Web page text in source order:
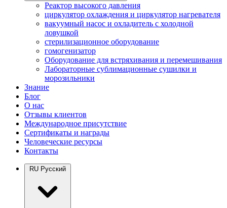
Реактор высокого давления
циркулятор охлаждения и циркулятор нагревателя
вакуумный насос и охладитель с холодной
ловушкой
стерилизационное оборудование
гомогенизатор
Оборудование для встряхивания и перемешивания
Лабораторные сублимационные сушилки и
морозильники
Знание
Блог
О нас
Отзывы клиентов
Международное присутствие
Сертификаты и награды
Человеческие ресурсы
Контакты
RU Русский